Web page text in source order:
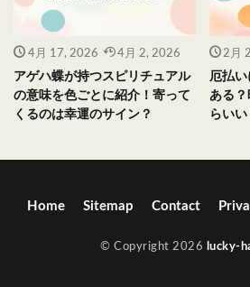
4月 17, 2026 4月 2, 2026
アゲハ蝶が持つスピリチュアル
の意味を色ごとに紹介！寄って
くるのは幸運のサイン？
2月
厄払
ある
らいい
Home Sitemap Contact
© Copyright 2026 lucky-